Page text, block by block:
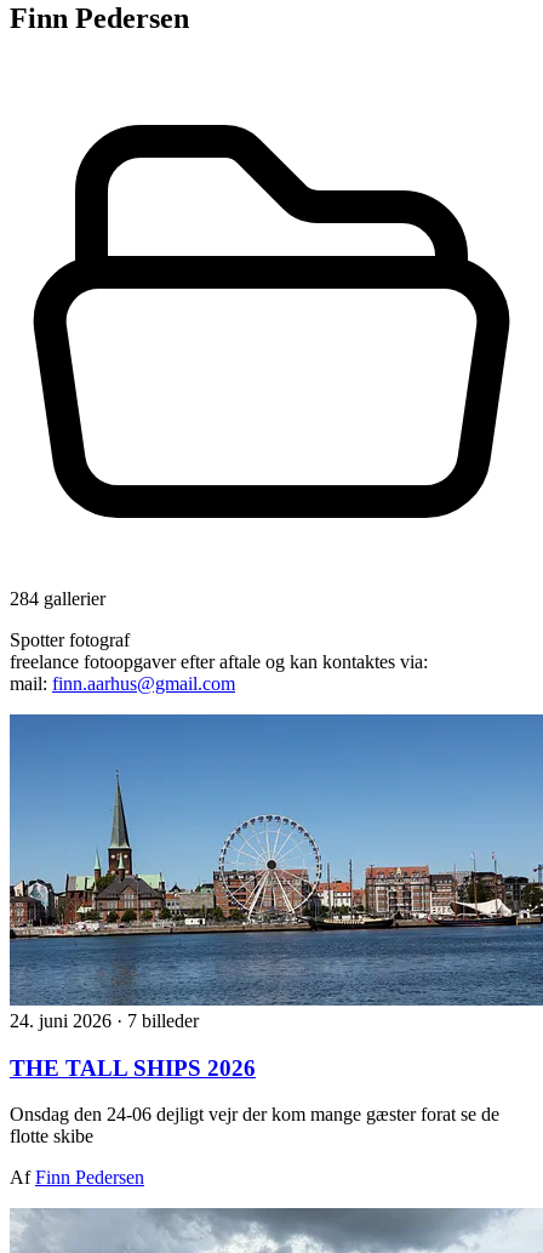
Finn Pedersen
284 gallerier
Spotter fotograf
freelance fotoopgaver efter aftale og kan kontaktes via:
mail: finn.aarhus@gmail.com
24. juni 2026 · 7 billeder
THE TALL SHIPS 2026
Onsdag den 24-06 dejligt vejr der kom mange gæster forat se de
flotte skibe
AfFinn Pedersen